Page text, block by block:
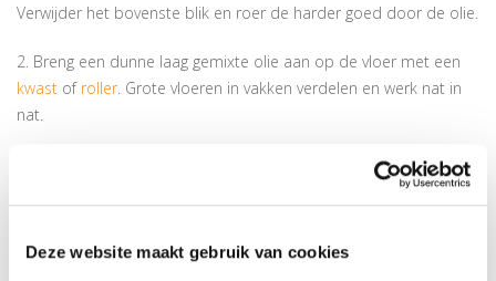
Deze website maakt gebruik van cookies
Verwijder het bovenste blik en roer de harder goed door de olie.
2. Breng een dunne laag gemixte olie aan op de vloer met een
kwast of roller. Grote vloeren in vakken verdelen en werk nat in
nat.
3. Laat het hout de olie ongeveer 15/30 minuten absorberen
pad.